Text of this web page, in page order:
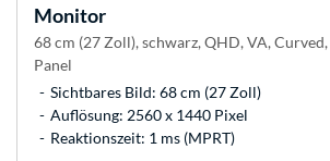
Monitor
68 cm (27 Zoll), schwarz, QHD, VA,
Panel
Sichtbares Bild: 68 cm (27 Zoll)
Auflösung: 2560 x 1440 Pixel
Reaktionszeit: 1 ms (MPRT)